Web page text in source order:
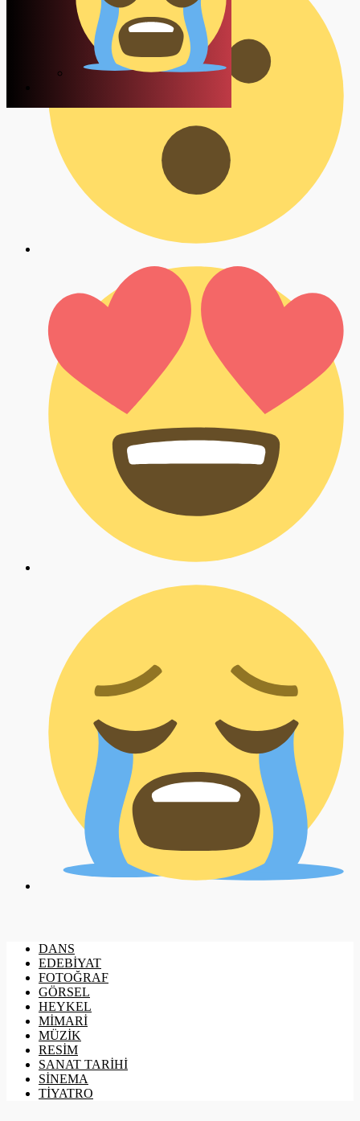
DANS
EDEBİYAT
FOTOĞRAF
GÖRSEL
HEYKEL
MİMARİ
MÜZİK
RESİM
SANAT TARİHİ
SİNEMA
TİYATRO